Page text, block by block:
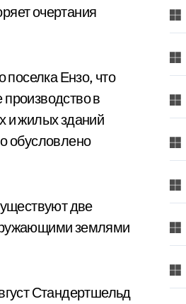
очертания
Ензо, что
в
и жилых зданий
обусловлено
две
землями
Стандертшельд